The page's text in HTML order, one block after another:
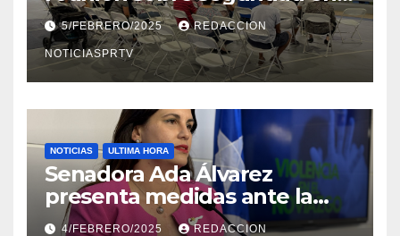
Reparto Metropolitano
5/FEBRERO/2025 REDACCION
NOTICIASPRTV
NOTICIAS ULTIMA HORA
Senadora Ada Álvarez
presenta medidas ante la
violencia en el noviazgo
4/FEBRERO/2025 REDACCION